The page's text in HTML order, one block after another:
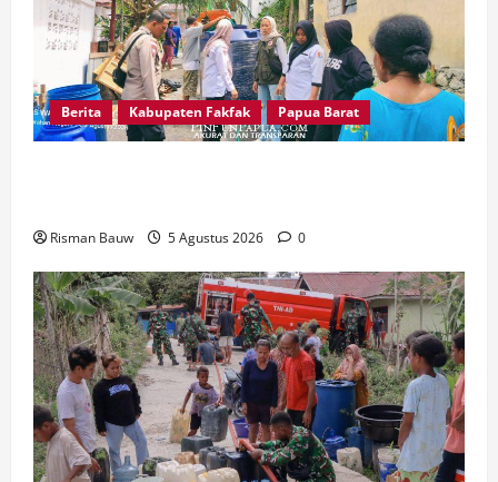
Berita Kabupaten Fakfak Papua Barat
Risman Bauw 5 Agustus 2026 0